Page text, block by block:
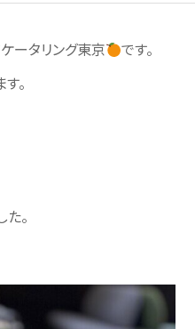
ータリング東京
です。
。
。